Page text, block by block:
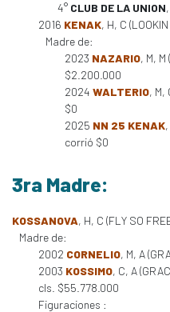
4° CLUB DE LA UNION
2016 KENAK, H, C
Madre de:
2023 NAZARIO, M, M
$2.200.000
2024 WALTERIO, M,
$0
2025 NN 25 KENAK
corrió $0
3ra Madre:
KOSSANOVA, H, C (FLY SO
Madre de:
2002 CORNELIO, M, A
2003 KOSSIMO, C, A
cls. $55.778.000
Figuraciones :